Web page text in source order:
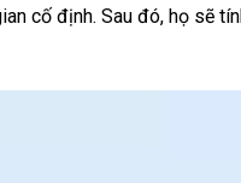
cố định. Sau đó, họ sẽ